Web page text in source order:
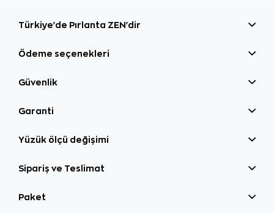
Türkiye'de Pırlanta ZEN'dir
Ödeme seçenekleri
Güvenlik
Garanti
Yüzük ölçü değişimi
Sipariş ve Teslimat
Paket